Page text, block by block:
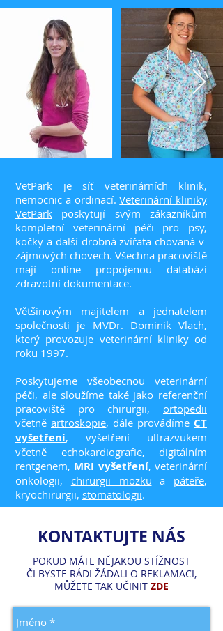
VetPark je síť veterinárních klinik,
nemocnic a ordinací.Veterinární kliniky
VetPark poskytují svým zákazníkům
kompletní veterinární péči pro psy,
kočky a další drobná zvířata chovaná v
zájmových chovech. Všechna pracoviště
mají online propojenou databázi
zdravotní dokumentace.
Většinovým majitelem a jednatelem
společnosti je MVDr. Dominik Vlach,
který provozuje veterinární kliniky od
roku 1997.
Poskytujeme všeobecnou veterinární
péči, ale sloužíme také jako referenční
pracoviště pro chirurgii, ortopedii
včetně artroskopie, dále provádíme CT
vyšetření, vyšetření ultrazvukem
včetně echokardiografie, digitálním
rentgenem, MRI vyšetření, veterinární
onkologii, chirurgii mozku a páteře,
kryochirurgii, stomatologii.
KONTAKTUJTE NÁS
POKUD MÁTE NĚJAKOU STÍŽNOST
ČI BYSTE RÁDI ŽÁDALI O REKLAMACI,
MŮŽETE TAK UČINIT ZDE